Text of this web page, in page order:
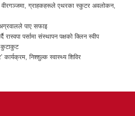
ग्राहकहरूले एथरका स्कुटर अवलोकन,
अग्रवालले पाए सफाइ
पर्सामा संस्थापन पक्षको क्लिन स्वीप
कुटाकुट
कार्यक्रम, निश्शुल्क स्वास्थ्य शिविर